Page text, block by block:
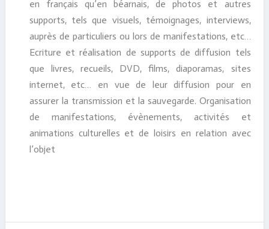
en français qu’en béarnais, de photos et autres
supports, tels que visuels, témoignages, interviews,
auprès de particuliers ou lors de manifestations, etc…
Ecriture et réalisation de supports de diffusion tels
que livres, recueils, DVD, films, diaporamas, sites
internet, etc… en vue de leur diffusion pour en
assurer la transmission et la sauvegarde. Organisation
de manifestations, évènements, activités et
animations culturelles et de loisirs en relation avec
l’objet